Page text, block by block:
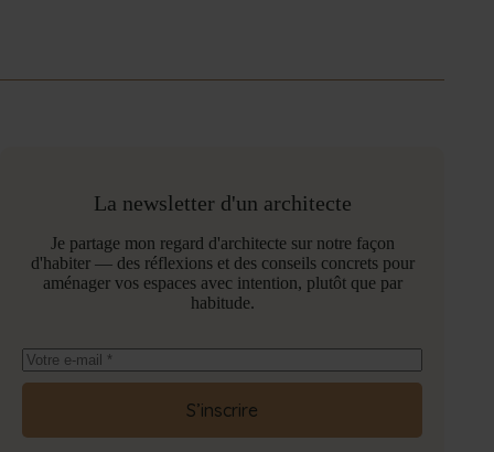
La newsletter d'un architecte
Je partage mon regard d'architecte sur notre façon
d'habiter — des réflexions et des conseils concrets pour
aménager vos espaces avec intention, plutôt que par
habitude.
S’inscrire